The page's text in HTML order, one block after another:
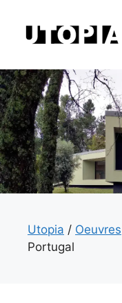
contenu
Utopia / Oeuvres
Portugal